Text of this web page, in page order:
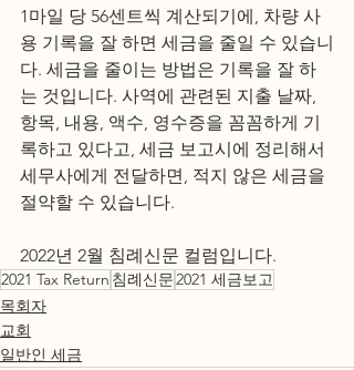
1마일 당 56센트씩 계산되기에, 차량 사
용 기록을 잘 하면 세금을 줄일 수 있습니
다. 세금을 줄이는 방법은 기록을 잘 하
는 것입니다. 사역에 관련된 지출 날짜,
항목, 내용, 액수, 영수증을 꼼꼼하게 기
록하고 있다고, 세금 보고시에 정리해서
세무사에게 전달하면, 적지 않은 세금을
절약할 수 있습니다.
2022년 2월 침례신문 컬럼입니다.
2021 Tax Return 침례신문2021 세금보고
목회자
교회
일반인 세금